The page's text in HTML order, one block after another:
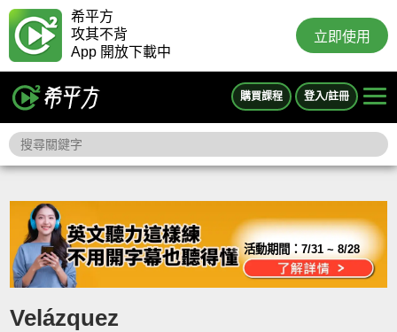
希平方
攻其不背
App 開放下載中
立即使用
購買課程 登入/註冊
活動期間：7/31 ~ 8/28
Velázquez